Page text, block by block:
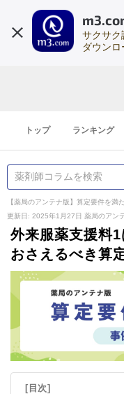
サクサク
ダウンロ
トップ ランキング
【薬局のアンテナ版】算定要件を満
更新日: 2025年1月27日 薬局のアン
外来服薬支援料1
おさえるべき算
[目次]